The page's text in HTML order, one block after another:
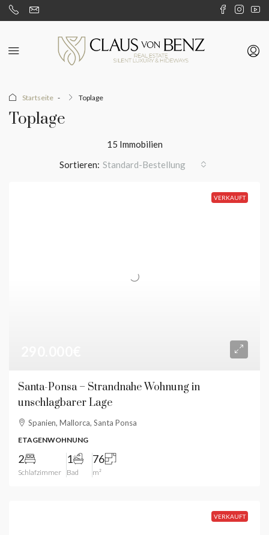
Startseite Toplage
Toplage
15 Immobilien
Sortieren: Standard-Bestellung
VERKAUFT
Santa-Ponsa – Strandnahe Wohnung in
unschlagbarer Lage
Spanien, Mallorca, Santa Ponsa
ETAGENWOHNUNG
2
Schlafzimmer
1
Bad
76
m²
VERKAUFT